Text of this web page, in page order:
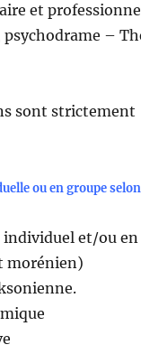
et
–
sont strictement
ou en groupe
individuel et/ou en
morénien)